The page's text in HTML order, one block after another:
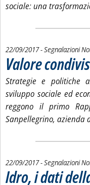
sociale: una
22/09/2017- Segnalazioni
Valore
Strategie e politiche
sviluppo sociale ed
reggono il primo
Sanpellegrino, azienda
22/09/2017- Segnalazioni
Idro, i dati